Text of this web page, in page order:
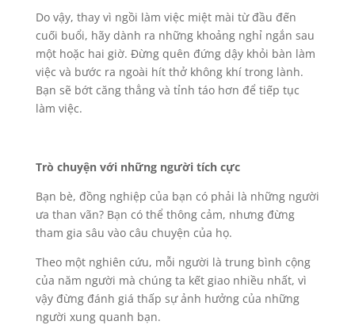
Do vậy, thay vì ngồi làm việc miệt mài từ đầu đến
cuối buổi, hãy dành ra những khoảng nghỉ ngắn sau
một hoặc hai giờ. Đừng quên đứng dậy khỏi bàn làm
việc và bước ra ngoài hít thở không khí trong lành.
Bạn sẽ bớt căng thẳng và tỉnh táo hơn để tiếp tục
làm việc.
Trò chuyện với những người tích cực
Bạn bè, đồng nghiệp của bạn có phải là những người
ưa than vãn? Bạn có thể thông cảm, nhưng đừng
tham gia sâu vào câu chuyện của họ.
Theo một nghiên cứu, mỗi người là trung bình cộng
của năm người mà chúng ta kết giao nhiều nhất, vì
vậy đừng đánh giá thấp sự ảnh hưởng của những
người xung quanh bạn.